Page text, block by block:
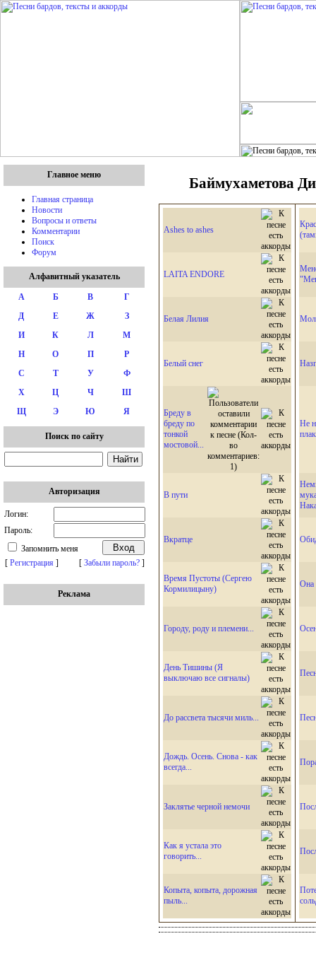
Главное меню
Главная страница
Новости
Вопросы и ответы
Комментарии
Поиск
Форум
Алфавитный указатель
А Б В
Г
Д
Е Ж
З
И
К Л
М
Н
О П
Р
С
Т У
Ф
Х
Ц Ч
Ш
Щ
Э Ю Я
Поиск по сайту
Авторизация
Логин:
Пароль:
Запомнить меня
[ Регистрация ] [ Забыли пароль? ]
Реклама
Баймухаметова
Ashes to ashes
LAITA ENDORE
Белая Лилия
Белый снег
Бреду в
бреду по
тонкой
мостовой...
В пути
Вкратце
Время Пустоты (Сергею
Кормилицыну)
Городу, роду и племени...
День Тишины (Я
выключаю все сигналы)
До рассвета тысячи миль...
Дождь. Осень. Снова - как
всегда...
Заклятье черной немочи
Как я устала это
говорить...
Копыта, копыта, дорожная
пыль...
Не
Она